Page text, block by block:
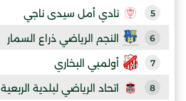
5 نادي أمل سيدى ناجي
6 النجم الرياضي ذراع السمار
7 أولمبي البخاري
8 اتحاد الرياضي لبلدية الربعية